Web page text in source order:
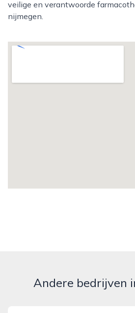
veilige en verantwoorde
nijmegen.
Andere bedrijven